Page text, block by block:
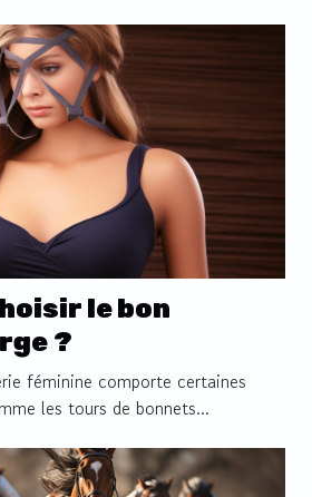
le bon
?
féminine comporte certaines
les tours de bonnets...